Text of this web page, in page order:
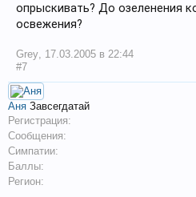
опрыскивать? До озеленения
освежения?
Grey, 17.03.2005 в 22:44
#7
Аня Завсегдатай
Регистрация:
Сообщения:
Симпатии:
Баллы:
Регион: